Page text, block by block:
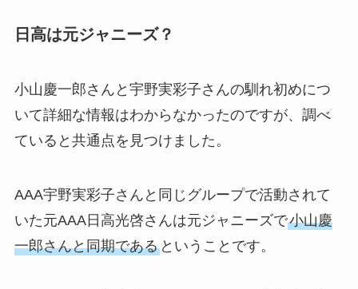
日高は元ジャニーズ？
小山慶一郎さんと宇野実彩子さんの馴れ初めにつ
いて詳細な情報はわからなかったのですが、調べ
ていると共通点を見つけました。
AAA宇野実彩子さんと同じグループで活動されて
いた元AAA日高光啓さんは元ジャニーズで小山慶
一郎さんと同期であるということです。